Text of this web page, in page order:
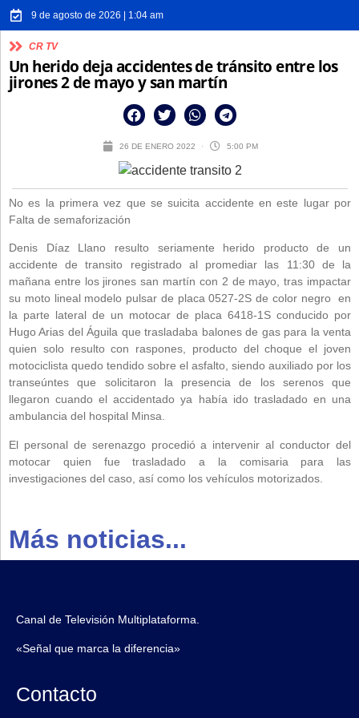
9 de agosto de 2026 | 1:04 am
CR TV
Un herido deja accidentes de tránsito entre los
jirones 2 de mayo y san martín
26 DE ENERO 2022 5:00 PM
No es la primera vez que se suicita accidente en este lugar por
Falta de semaforización
Denis Díaz Llano resulto seriamente herido producto de un
accidente de transito registrado al promediar las 11:30 de la
mañana entre los jirones san martín con 2 de mayo, tras impactar
su moto lineal modelo pulsar de placa 0527-2S de color negro en
la parte lateral de un motocar de placa 6418-1S conducido por
Hugo Arias del Águila que trasladaba balones de gas para la venta
quien solo resulto con raspones, producto del choque el joven
motociclista quedo tendido sobre el asfalto, siendo auxiliado por los
transeúntes que solicitaron la presencia de los serenos que
llegaron cuando el accidentado ya había ido trasladado en una
ambulancia del hospital Minsa.
El personal de serenazgo procedió a intervenir al conductor del
motocar quien fue trasladado a la comisaria para las
investigaciones del caso, así como los vehículos motorizados.
Más noticias...
Canal de Televisión Multiplataforma.
«Señal que marca la diferencia»
Contacto